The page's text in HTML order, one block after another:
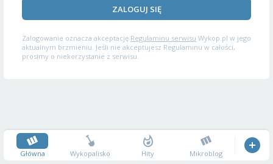
ZALOGUJ SIĘ
Zalogowanie oznacza akceptację Regulaminu serwisu Wykop.pl w jego
aktualnym brzmieniu. Jeśli nie akceptujesz Regulaminu w całości,
prosimy o niekorzystanie z serwisu.
Główna Wykopalisko Hity Mikroblog